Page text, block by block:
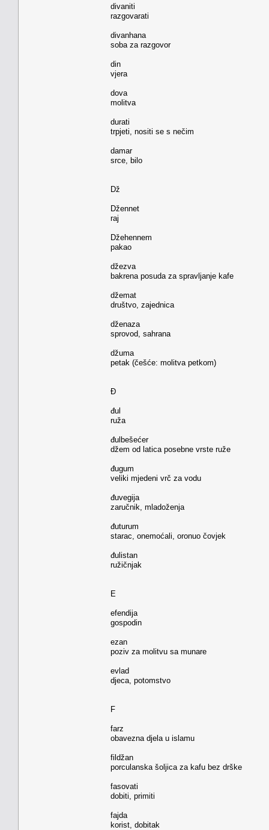
divaniti
razgovarati
divanhana
soba za razgovor
din
vjera
dova
molitva
durati
trpjeti, nositi se s nečim
damar
srce, bilo
Dž
Džennet
raj
Džehennem
pakao
džezva
bakrena posuda za spravljanje kafe
džemat
društvo, zajednica
dženaza
sprovod, sahrana
džuma
petak (češće: molitva petkom)
Đ
đul
ruža
đulbešećer
džem od latica posebne vrste ruže
đugum
veliki mjedeni vrč za vodu
đuvegija
zaručnik, mladoženja
đuturum
starac, onemoćali, oronuo čovjek
đulistan
ružičnjak
E
efendija
gospodin
ezan
poziv za molitvu sa munare
evlad
djeca, potomstvo
F
farz
obavezna djela u islamu
fildžan
porculanska šoljica za kafu bez drške
fasovati
dobiti, primiti
fajda
korist, dobitak